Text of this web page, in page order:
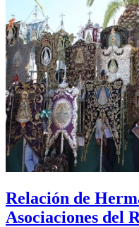
Relación de
Asociaciones del